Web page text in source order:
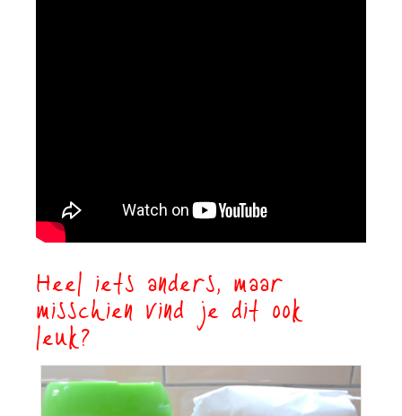
Heel iets anders, maar
misschien vind je dit ook
leuk?